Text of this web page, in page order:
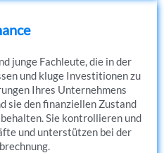
junge Fachleute, die in der
und kluge Investitionen zu
Ihres Unternehmens
sie den finanziellen Zustand
Sie kontrollieren und
und unterstützen bei der